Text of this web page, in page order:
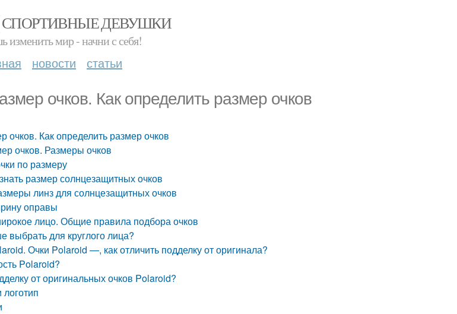
| СПОРТИВНЫЕ ДЕВУШКИ
изменить мир - начни с себя!
новости статьи
очков. Как определить размер очков
очков. Как определить размер очков
очков. Размеры очков
по размеру
размер солнцезащитных очков
линз для солнцезащитных очков
оправы
лицо. Общие правила подбора очков
выбрать для круглого лица?
Очки Polaroid —, как отличить подделку от оригинала?
Polaroid?
от оригинальных очков Polaroid?